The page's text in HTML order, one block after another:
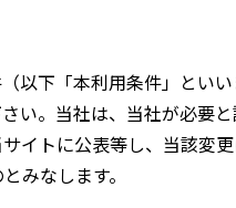
以下「本利用条件」といい
い。当社は、当社が必要と
イトに公表等し、当該変
みなします。